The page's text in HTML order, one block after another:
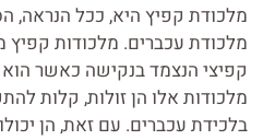
מלכודת קפיץ היא, ככל הנראה,
מלכודת עכברים. מלכודות קפיץ
קפיצי הנצמד בנקישה כאשר
מלכודות אלו הן זולות, קלות
בלכידת עכברים. עם זאת, הן